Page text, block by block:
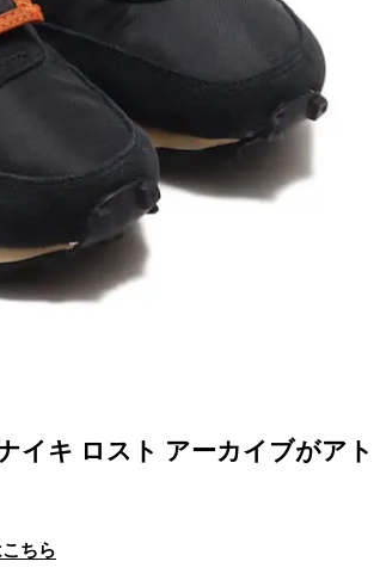
イキ ロスト アーカイブがアト
ちら